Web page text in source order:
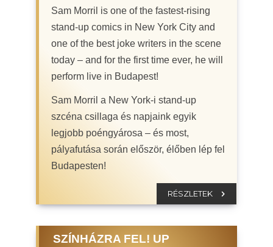
Sam Morril is one of the fastest-rising
stand-up comics in New York City and
one of the best joke writers in the scene
today – and for the first time ever, he will
perform live in Budapest!
Sam Morril a New York-i stand-up
szcéna csillaga és napjaink egyik
legjobb poéngyárosa – és most,
pályafutása során először, élőben lép fel
Budapesten!
RÉSZLETEK
SZÍNHÁZRA FEL! UP